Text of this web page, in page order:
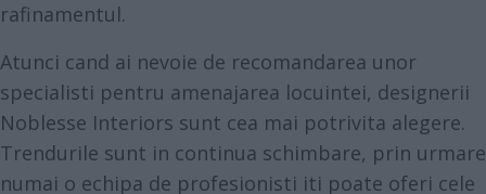
rafinamentul.
Atunci cand ai nevoie de recomandarea unor
specialisti pentru amenajarea locuintei, designerii
Noblesse Interiors sunt cea mai potrivita alegere.
Trendurile sunt in continua schimbare, prin urmare
numai o echipa de profesionisti iti poate oferi cele